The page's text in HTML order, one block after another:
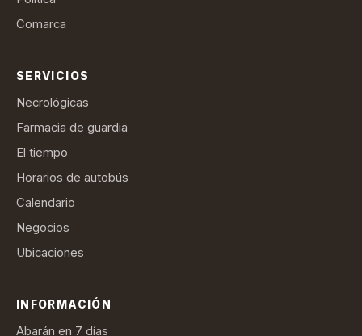
Comarca
SERVICIOS
Necrológicas
Farmacia de guardia
El tiempo
Horarios de autobús
Calendario
Negocios
Ubicaciones
INFORMACIÓN
Abarán en 7 días